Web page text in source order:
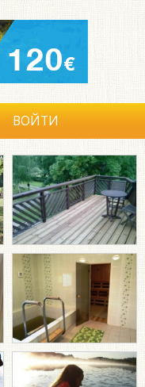
ВОЙТИ